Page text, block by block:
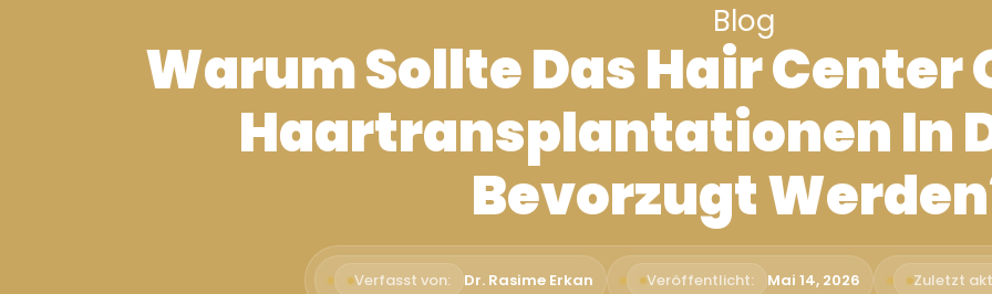
Blog
Warum Sollte Das Hair Center
Haartransplantationen In
Bevorzugt
Verfasst von: Dr. Rasime Erkan Veröffentlicht: Mai 14, 2026 Zuletzt